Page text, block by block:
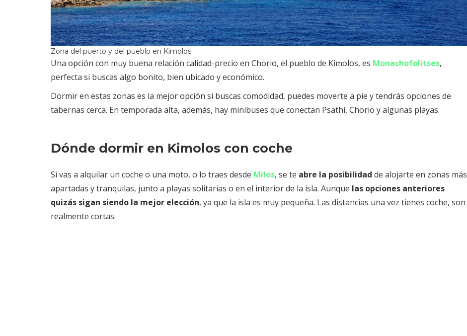
Zona del puerto y del pueblo en Kimolos.
Una opción con muy buena relación calidad-precio en Chorio, el pueblo de Kimolos, es Monachofolitses,
perfecta si buscas algo bonito, bien ubicado y económico.
Dormir en estas zonas es la mejor opción si buscas comodidad, puedes moverte a pie y tendrás opciones de
tabernas cerca. En temporada alta, además, hay minibuses que conectan Psathi, Chorio y algunas playas.
Dónde dormir en Kimolos con coche
Si vas a alquilar un coche o una moto, o lo traes desde Milos, se te abre la posibilidad de alojarte en zonas más
apartadas y tranquilas, junto a playas solitarias o en el interior de la isla. Aunque las opciones anteriores
quizás sigan siendo la mejor elección, ya que la isla es muy pequeña. Las distancias una vez tienes coche, son
realmente cortas.